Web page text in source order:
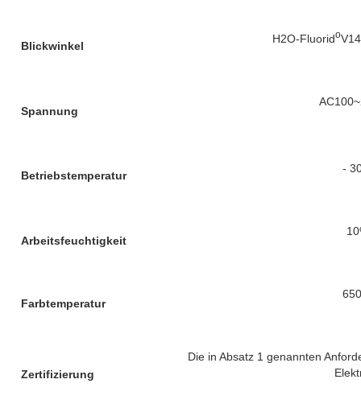
Blickwinkel
H2O-Fluorido
Spannung
Betriebstemperatur
-
Arbeitsfeuchtigkeit
Farbtemperatur
Zertifizierung
Die in Absatz 1 genannten